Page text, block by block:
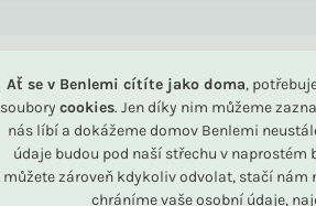
Ať se v Benlemi cítíte jako doma,
soubory cookies. Jen díky nim můžeme
nás líbí a dokážeme domov Benlemi
údaje budou pod naší střechu v naprostém
můžete zároveň kdykoliv odvolat, stačí nám
chráníme vaše osobní údaje,
Benlemi.sk Benlemi.com
Benlemi.ro